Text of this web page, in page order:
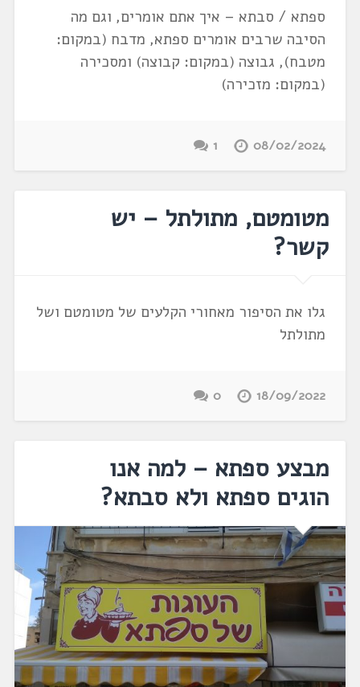
ספתא / סבתא – איך אתם אומרים, וגם מה
הסיבה שרבים אומרים ספתא, מדבח (במקום:
מטבח), גבוצה (במקום: קבוצה) ומסכירה
(במקום: מזכירה)
08/02/2024
1
מטומטם, מתולתל – יש
קשר?
גלו את הסיפור מאחורי הקלעים של מטומטם ושל
מתולתל
18/09/2022
0
מבצע ספתא – למה אנו
הוגים ספתא ולא סבתא?